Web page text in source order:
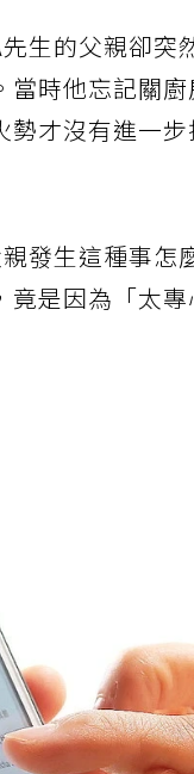
生的父親卻
當時他忘記關
勢才沒有進一
發生這種事
竟是因為「太